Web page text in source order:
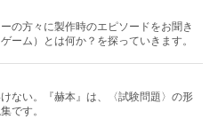
の方々に製作時のエピソードをお聞き
ーム）とは何か？を探っていきます。
ない。『赫本』は、〈試験問題〉の形
です。